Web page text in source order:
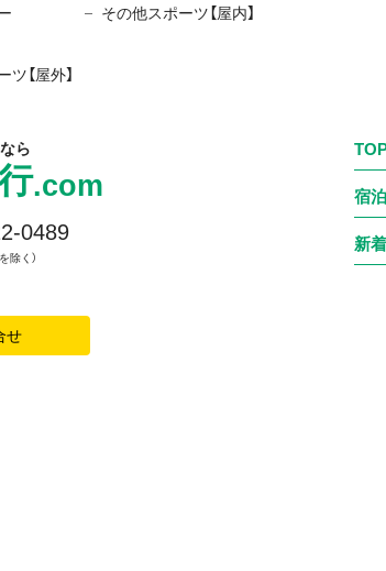
ら
.com
0489
除く）
せ
宿
新
【屋外】
その他スポーツ【屋内】